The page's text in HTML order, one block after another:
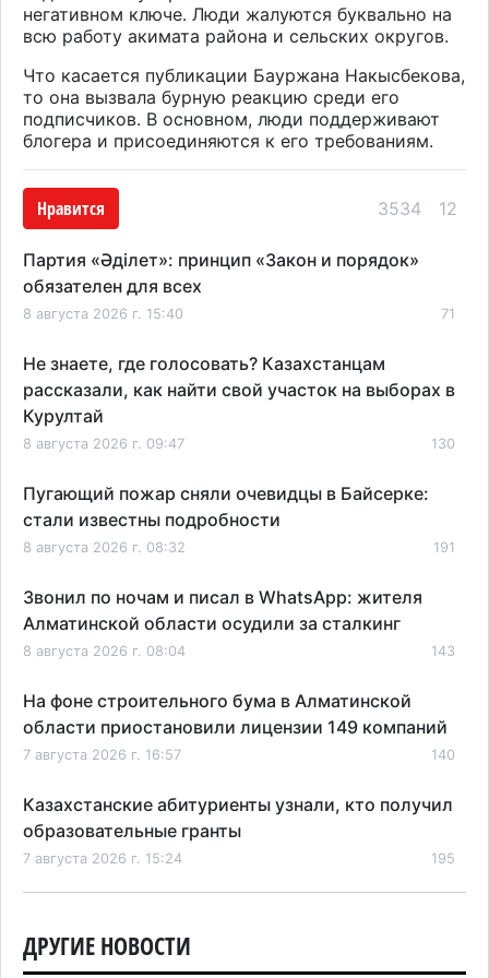
негативном ключе. Люди жалуются буквально на
всю работу акимата района и сельских округов.
Что касается публикации Бауржана Накысбекова,
то она вызвала бурную реакцию среди его
подписчиков. В основном, люди поддерживают
блогера и присоединяются к его требованиям.
Нравится 3534 12
Партия «Әділет»: принцип «Закон и порядок»
обязателен для всех
8 августа 2026 г. 15:40 71
Не знаете, где голосовать? Казахстанцам
рассказали, как найти свой участок на выборах в
Курултай
8 августа 2026 г. 09:47 130
Пугающий пожар сняли очевидцы в Байсерке:
стали известны подробности
8 августа 2026 г. 08:32 191
Звонил по ночам и писал в WhatsApp: жителя
Алматинской области осудили за сталкинг
8 августа 2026 г. 08:04 143
На фоне строительного бума в Алматинской
области приостановили лицензии 149 компаний
7 августа 2026 г. 16:57 140
Казахстанские абитуриенты узнали, кто получил
образовательные гранты
7 августа 2026 г. 15:24 195
морских контейнерах
7 августа 2026 г. 11:24
ДРУГИЕ НОВОСТИ